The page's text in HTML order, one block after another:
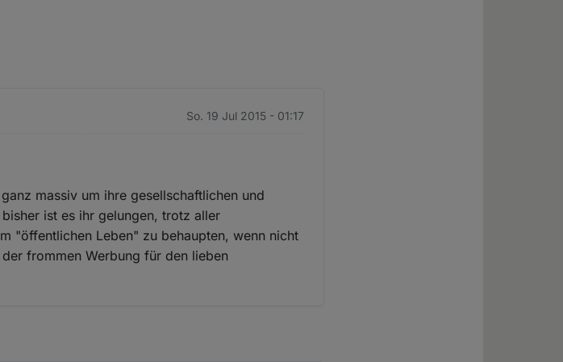
So. 19 Jul 2015 - 01:17
massiv um ihre gesellschaftlichen und
ist es ihr gelungen, trotz aller
"öffentlichen Leben" zu behaupten, wenn nicht
frommen Werbung für den lieben